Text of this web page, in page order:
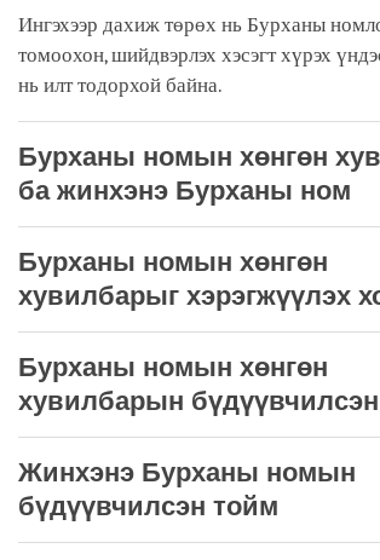
Ингэхээр дахиж төрөх нь Бурханы
томоохон, шийдвэрлэх хэсэгт хүрэх
нь илт тодорхой байна.
Бурханы номын хөнгөн
ба жинхэнэ Бурханы ном
Бурханы номын хөнгөн
хувилбарыг хэрэгжүүлэх
Бурханы номын хөнгөн
хувилбарын
Жинхэнэ Бурханы номын
бүдүүвчилсэн тойм